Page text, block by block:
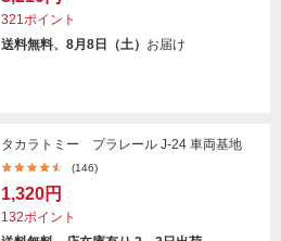
321ポイント
送料無料、8月8日（土） お届け
タカラトミー プラレール J-24 車両基地
(146)
1,320円
132ポイント